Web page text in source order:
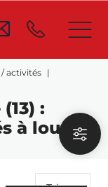
activités
:
à louer